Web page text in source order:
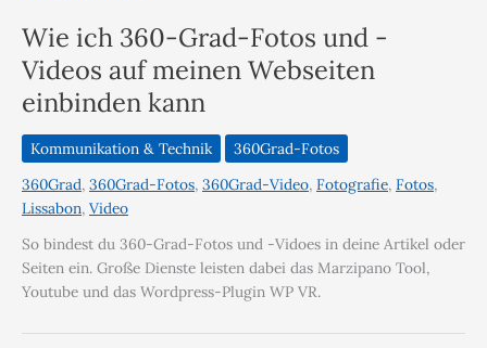
Wie ich 360-Grad-Fotos und -
Videos auf meinen Webseiten
einbinden kann
Kommunikation & Technik
360Grad-Fotos
360Grad, 360Grad-Fotos, 360Grad-Video, Fotografie, Fotos,
Lissabon, Video
So bindest du 360-Grad-Fotos und -Vidoes in deine Artikel oder
Seiten ein. Große Dienste leisten dabei das Marzipano Tool,
Youtube und das Wordpress-Plugin WP VR.